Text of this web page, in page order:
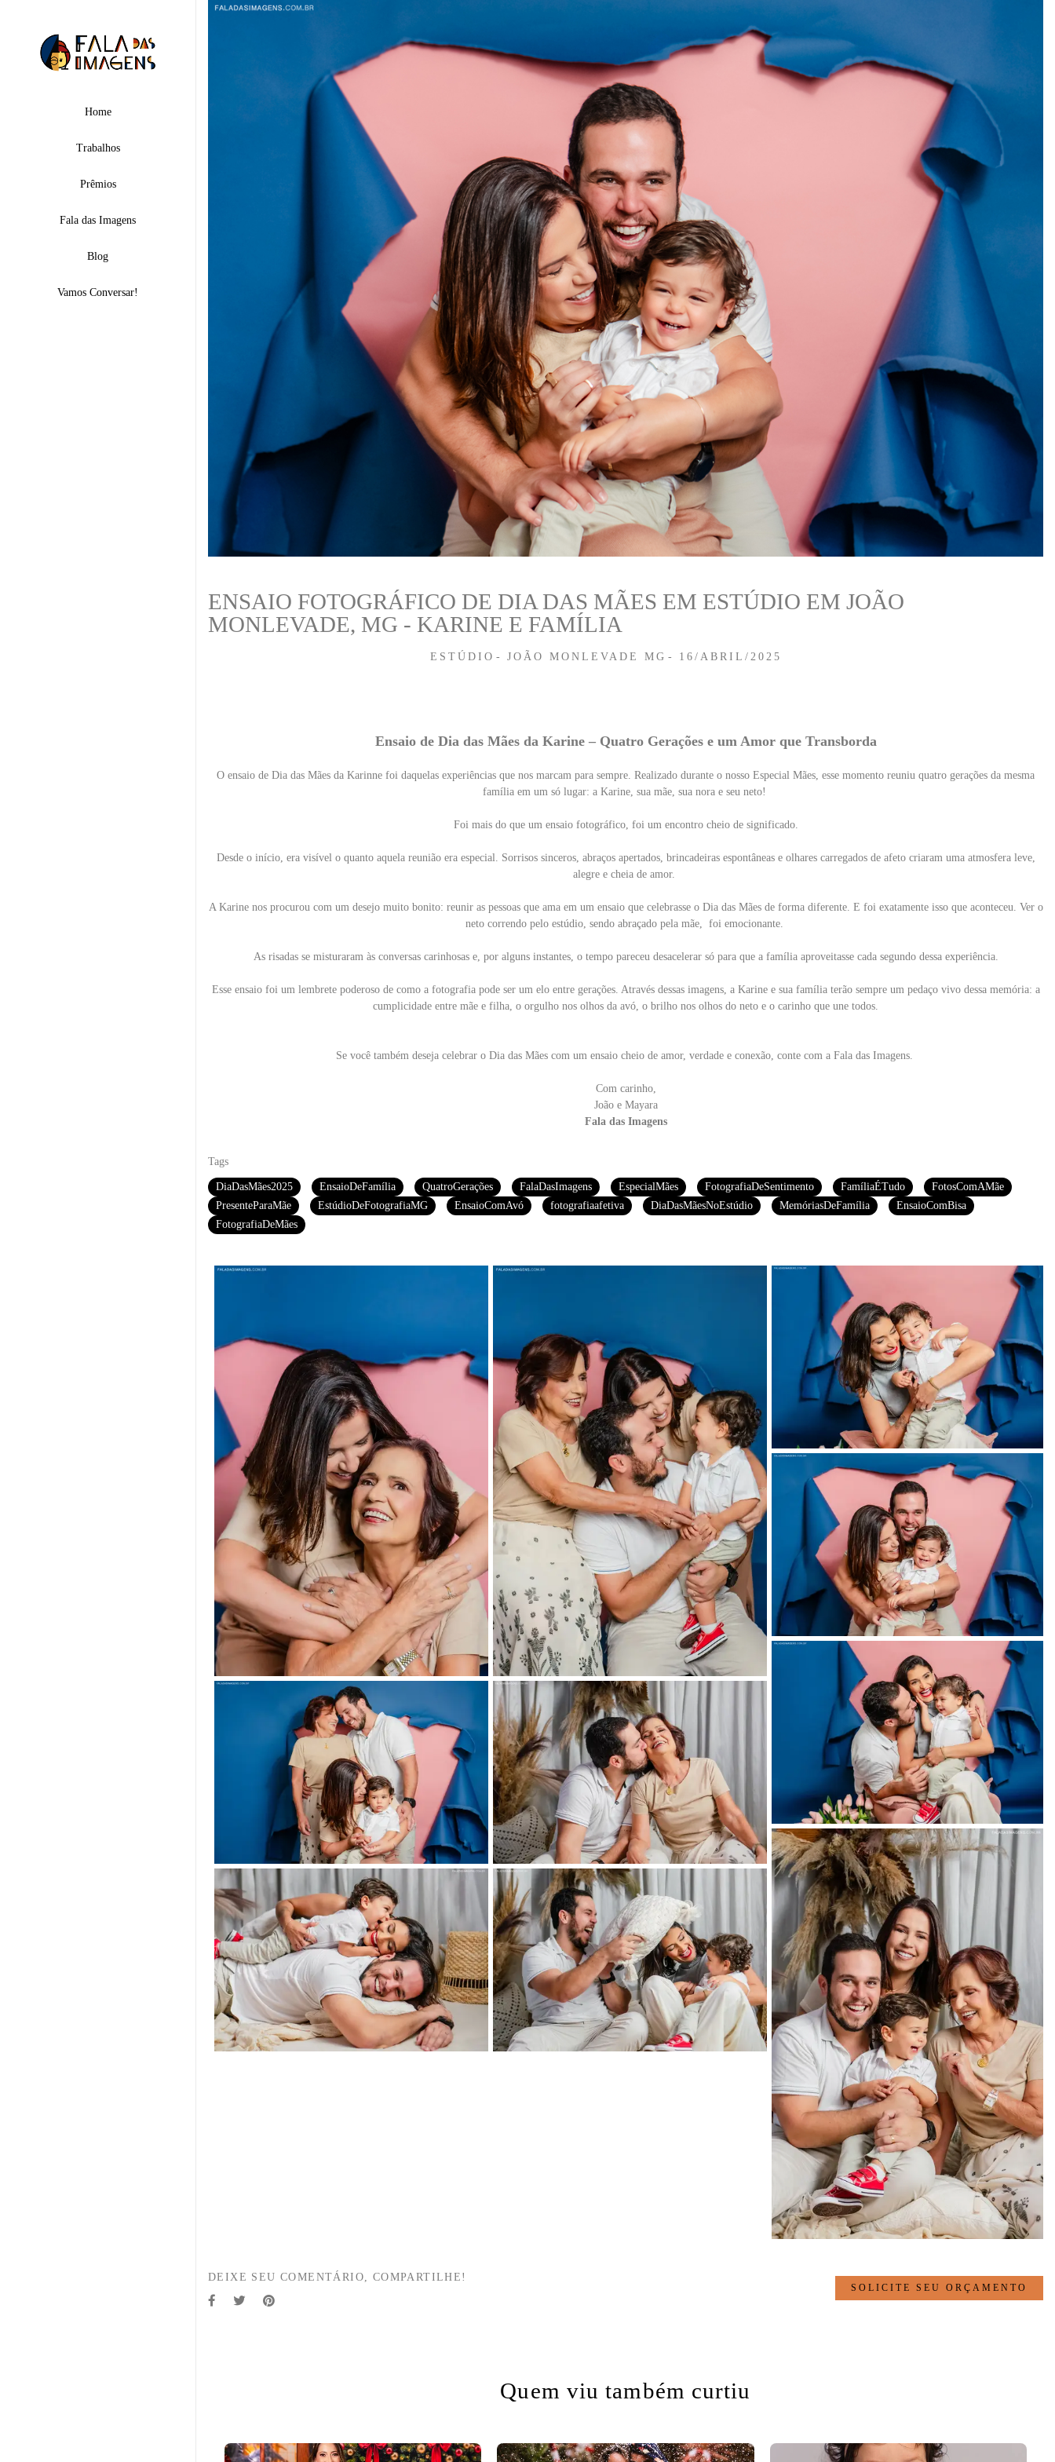
Home
Trabalhos
Prêmios
Fala das Imagens
Blog
Vamos Conversar!
ESTÚDIO JOÃO MONLEVADE MG 16/ABRIL/2025
ENSAIO FOTOGRÁFICO DE DIA DAS MÃES EM ESTÚDIO EM JOÃO
MONLEVADE, MG - KARINE E FAMÍLIA
Ensaio de Dia das Mães da Karine – Quatro Gerações e um Amor que Transborda
O ensaio de Dia das Mães da Karinne foi daquelas experiências que nos marcam para sempre. Realizado durante o nosso Especial Mães, esse momento reuniu quatro gerações da mesma
família em um só lugar: a Karine, sua mãe, sua nora e seu neto!
Foi mais do que um ensaio fotográfico, foi um encontro cheio de significado.
Desde o início, era visível o quanto aquela reunião era especial. Sorrisos sinceros, abraços apertados, brincadeiras espontâneas e olhares carregados de afeto criaram uma atmosfera leve,
alegre e cheia de amor.
A Karine nos procurou com um desejo muito bonito: reunir as pessoas que ama em um ensaio que celebrasse o Dia das Mães de forma diferente. E foi exatamente isso que aconteceu. Ver o
neto correndo pelo estúdio, sendo abraçado pela mãe, foi emocionante.
As risadas se misturaram às conversas carinhosas e, por alguns instantes, o tempo pareceu desacelerar só para que a família aproveitasse cada segundo dessa experiência.
Esse ensaio foi um lembrete poderoso de como a fotografia pode ser um elo entre gerações. Através dessas imagens, a Karine e sua família terão sempre um pedaço vivo dessa memória: a
cumplicidade entre mãe e filha, o orgulho nos olhos da avó, o brilho nos olhos do neto e o carinho que une todos.
Se você também deseja celebrar o Dia das Mães com um ensaio cheio de amor, verdade e conexão, conte com a Fala das Imagens.
Com carinho,
João e Mayara
Fala das Imagens
Tags
DiaDasMães2025 EnsaioDeFamília QuatroGerações FalaDasImagens EspecialMães FotografiaDeSentimento FamíliaÉTudo
FotosComAMãe
PresenteParaMãe
EstúdioDeFotografiaMG EnsaioComAvó fotografiaafetiva DiaDasMãesNoEstúdio MemóriasDeFamília
EnsaioComBisa
FotografiaDeMães
DEIXE SEU COMENTÁRIO, COMPARTILHE!
SOLICITE SEU ORÇAMENTO
Quem viu também curtiu